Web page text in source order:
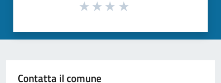
Contatta il comune